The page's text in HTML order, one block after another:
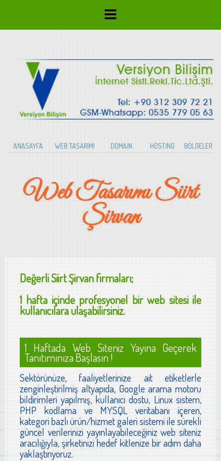
ANASAYFA WEB TASARIMI DOMAİN HOSTİNG BÖLGELER
Web Tasarımı Siirt
Şirvan
DeğerliSiirt Şirvanfirmaları;
1 hafta içinde profesyonel bir web sitesi ile
kullanıcılara ulaşabilirsiniz.
1 Haftada Web Siteniz Yayına Geçerek
Tanıtımınıza Başlasın !
Sektörünüze, faaliyetlerinize ait etiketlerle
zenginleştirilmiş altyapıda, Google arama motoru
bildirimleri yapılmış, kullanıcı dostu, Linux sistem,
PHP kodlama ve MYSQL veritabanı içeren,
kategori bazlı ürün/hizmet galeri sistemi ile sürekli
güncel verilerinizi yayınlayabileceğiniz web siteniz
aracılığıyla, şirketinizi hedef kitlenize bir adım daha
yaklaştırıyoruz.